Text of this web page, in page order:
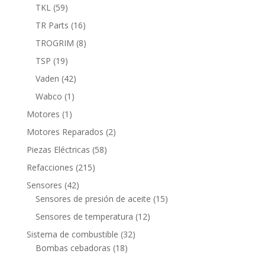
TKL 5959
productos
TR Parts 1616
productos
TROGRIM 88
TSP 1919
productos
Vaden 4242
productos
Wabco 1 1
producto
Motores 1 1
producto
Motores Reparados 22
Piezas Eléctricas 5858
Refacciones 215215
Sensores 4242
productos
Sensores de presión de aceite 1515
Sensores de temperatura 1212
Sistema de combustible 3232
Bombas cebadoras 1818